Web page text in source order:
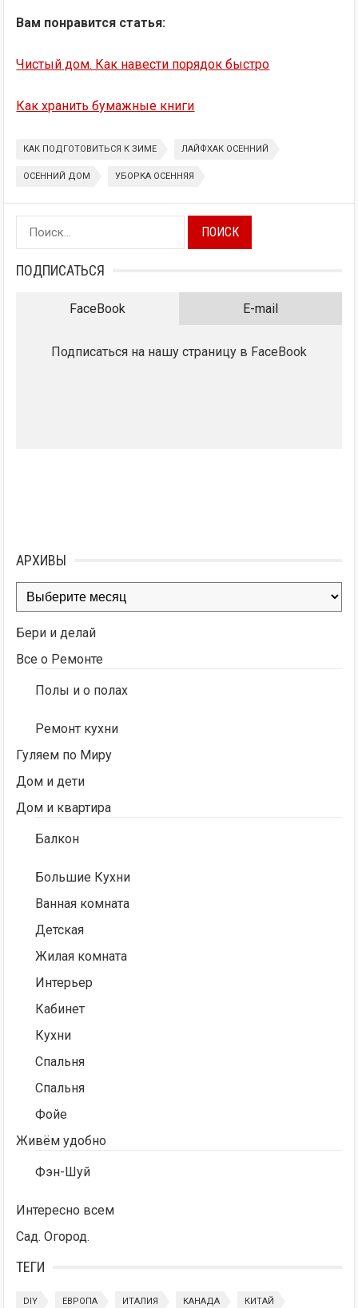
Вам понравится статья:
Чистый дом. Как навести порядок быстро
Как хранить бумажные книги
КАК ПОДГОТОВИТЬСЯ К ЗИМЕ ЛАЙФХАК ОСЕННИЙ
ОСЕННИЙ ДОМ УБОРКА ОСЕННЯЯ
Найти:
ПОДПИСАТЬСЯ
FaceBook E-mail
Подписаться на нашу страницу в FaceBook
АРХИВЫ
Архивы
Бери и делай
Все о Ремонте
Полы и о полах
Ремонт кухни
Гуляем по Миру
Дом и дети
Дом и квартира
Балкон
Большие Кухни
Ванная комната
Детская
Жилая комната
Интерьер
Кабинет
Кухни
Спальня
Спальня
Фойе
Живём удобно
Фэн-Шуй
Интересно всем
Сад. Огород.
ТЕГИ
DIY ЕВРОПА ИТАЛИЯ КАНАДА КИТАЙ